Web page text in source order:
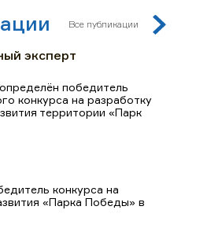
Все публикации
эксперт
победитель
конкурса на разработку
территории «Парк
конкурса на
«Парка Победы» в